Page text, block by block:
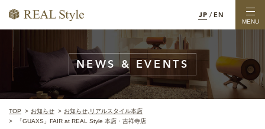
JP / EN
MENU
NEWS & EVENTS
TOP お知らせ お知らせ リアルスタイル本店
「GUAXS」FAIR at REAL Style 本店・吉祥寺店